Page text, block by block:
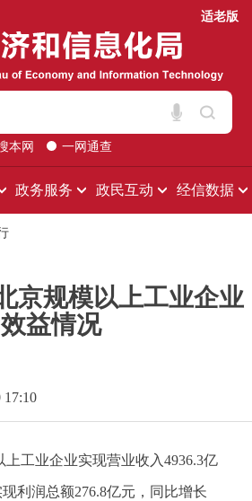
适老版
本网 一网通查
政务服务 政民互动 经信数据
京规模以上工业企业
效益情况
17:10
上工业企业实现营业收入4936.3亿
利润总额276.8亿元，同比增长